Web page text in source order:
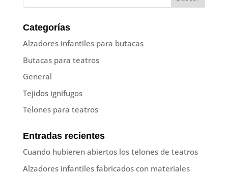
Categorías
Alzadores infantiles para butacas
Butacas para teatros
General
Tejidos ignífugos
Telones para teatros
Entradas recientes
Cuando hubieren abiertos los telones de teatros
Alzadores infantiles fabricados con materiales